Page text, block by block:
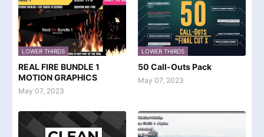
LOWER THIRDS
REAL FIRE BUNDLE 1
MOTION GRAPHICS
May 07, 2023
LOWER THIRDS
50 Call-Outs Pack
May 07, 2023